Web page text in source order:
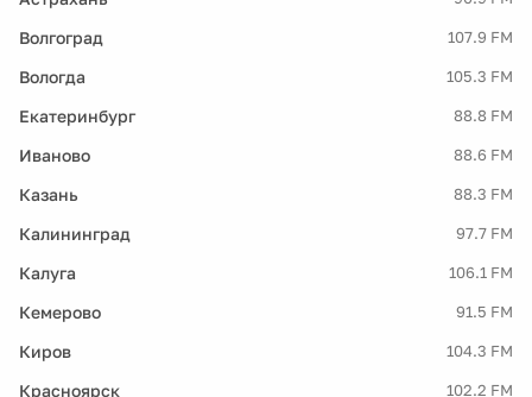
Волгоград 107.9 FM
Вологда 105.3 FM
Екатеринбург 88.8 FM
Иваново 88.6 FM
Казань 88.3 FM
Калининград 97.7 FM
Калуга 106.1 FM
Кемерово 91.5 FM
Киров 104.3 FM
Красноярск 102.2 FM